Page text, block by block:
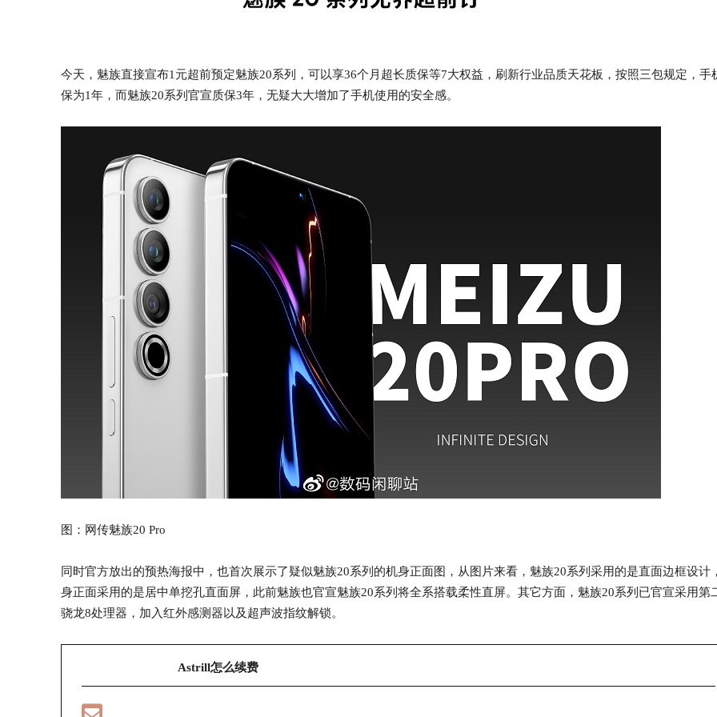
今天，魅族直接宣布1元超前预定魅族20系列，可以享36个月超长质保等7大权益，刷新行业品质天花板，按照三包规定，手
保为1年，而魅族20系列官宣质保3年，无疑大大增加了手机使用的安全感。
图：网传魅族20 Pro
同时官方放出的预热海报中，也首次展示了疑似魅族20系列的机身正面图，从图片来看，魅族20系列采用的是直面边框设计
身正面采用的是居中单挖孔直面屏，此前魅族也官宣魅族20系列将全系搭载柔性直屏。其它方面，魅族20系列已官宣采用第
骁龙8处理器，加入红外感测器以及超声波指纹解锁。
Astrill怎么续费